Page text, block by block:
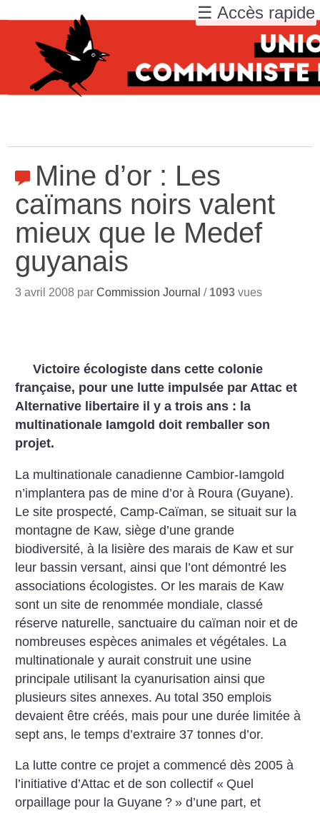
Mine d’or : Les
caïmans noirs valent
mieux que le Medef
guyanais
3 avril 2008 parCommission Journal / 1093 vues
Victoire écologiste dans cette colonie
française, pour une lutte impulsée par Attac et
Alternative libertaire il y a trois ans : la
multinationale Iamgold doit remballer son
projet.
La multinationale canadienne Cambior-Iamgold
n’implantera pas de mine d’or à Roura (Guyane).
Le site prospecté, Camp-Caïman, se situait sur la
montagne de Kaw, siège d’une grande
biodiversité, à la lisière des marais de Kaw et sur
leur bassin versant, ainsi que l’ont démontré les
associations écologistes. Or les marais de Kaw
sont un site de renommée mondiale, classé
réserve naturelle, sanctuaire du caïman noir et de
nombreuses espèces animales et végétales. La
multinationale y aurait construit une usine
principale utilisant la cyanurisation ainsi que
plusieurs sites annexes. Au total 350 emplois
devaient être créés, mais pour une durée limitée à
sept ans, le temps d’extraire 37 tonnes d’or.
La lutte contre ce projet a commencé dès 2005 à
l’initiative d’Attac et de son collectif « Quel
orpaillage pour la Guyane ? » d’une part, et
☰ Accès rapide